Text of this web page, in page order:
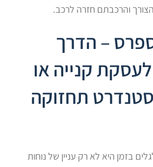
והרכבתם חזרה לרכב.
– הדרך
קנייה או
תחזוקה
בזמן היא לא רק עניין של נוחות